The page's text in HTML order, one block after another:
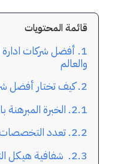
قائمة المحتويات
أفضل شركات ادارة
والعالم
كيف تختار أفضل
الخبرة المبرهنة
تعدد
شفافية هيكل